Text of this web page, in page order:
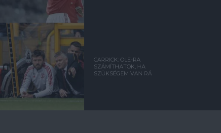
CARRICK: OLE-RA
SZÁMÍTHATOK, HA
SZÜKSÉGEM VAN RÁ